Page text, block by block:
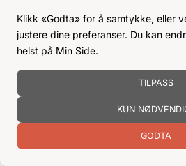
Klikk «Godta» for å samtykke, eller
justere dine preferanser. Du kan
helst på Min Side.
TILPASS
KUN
GODTA
KJØPSVILKÅR
BLI KUNDE